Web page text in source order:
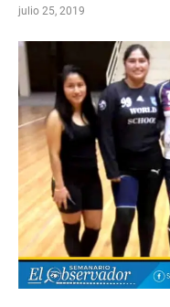
julio 25, 2019